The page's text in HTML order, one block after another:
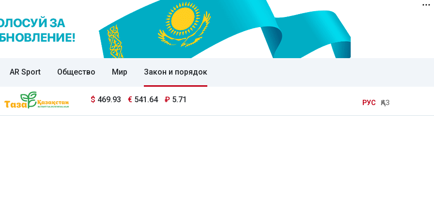
AR Sport Общество Мир Закон и порядок
$ 469.93 € 541.64 ₽ 5.71 РУС ҚАЗ